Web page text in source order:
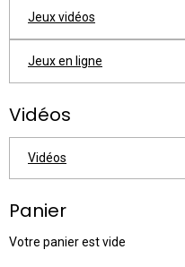
Jeux vidéos
Jeux en ligne
Vidéos
Vidéos
Panier
Votre panier est vide